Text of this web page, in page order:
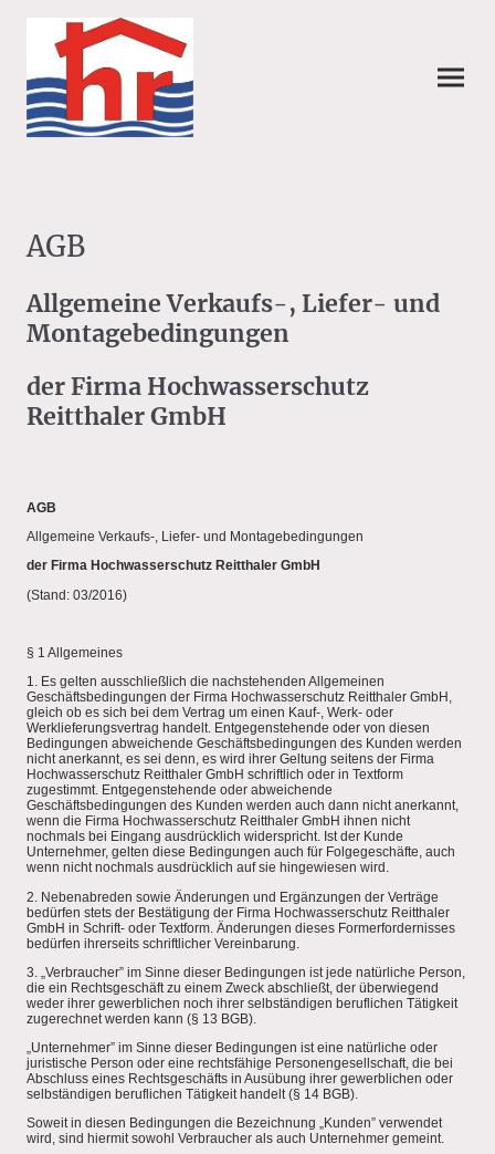
AGB
Allgemeine Verkaufs-, Liefer- und
Montagebedingungen
der Firma Hochwasserschutz
Reitthaler GmbH
AGB
Allgemeine Verkaufs-, Liefer- und Montagebedingungen
der Firma Hochwasserschutz Reitthaler GmbH
(Stand: 03/2016)
§ 1 Allgemeines
1. Es gelten ausschließlich die nachstehenden Allgemeinen
Geschäftsbedingungen der Firma Hochwasserschutz Reitthaler GmbH,
gleich ob es sich bei dem Vertrag um einen Kauf-, Werk- oder
Werklieferungsvertrag handelt. Entgegenstehende oder von diesen
Bedingungen abweichende Geschäftsbedingungen des Kunden werden
nicht anerkannt, es sei denn, es wird ihrer Geltung seitens der Firma
Hochwasserschutz Reitthaler GmbH schriftlich oder in Textform
zugestimmt. Entgegenstehende oder abweichende
Geschäftsbedingungen des Kunden werden auch dann nicht anerkannt,
wenn die Firma Hochwasserschutz Reitthaler GmbH ihnen nicht
nochmals bei Eingang ausdrücklich widerspricht. Ist der Kunde
Unternehmer, gelten diese Bedingungen auch für Folgegeschäfte, auch
wenn nicht nochmals ausdrücklich auf sie hingewiesen wird.
2. Nebenabreden sowie Änderungen und Ergänzungen der Verträge
bedürfen stets der Bestätigung der Firma Hochwasserschutz Reitthaler
GmbH in Schrift- oder Textform. Änderungen dieses Formerfordernisses
bedürfen ihrerseits schriftlicher Vereinbarung.
3. „Verbraucher” im Sinne dieser Bedingungen ist jede natürliche Person,
die ein Rechtsgeschäft zu einem Zweck abschließt, der überwiegend
weder ihrer gewerblichen noch ihrer selbständigen beruflichen Tätigkeit
zugerechnet werden kann (§ 13 BGB).
„Unternehmer” im Sinne dieser Bedingungen ist eine natürliche oder
juristische Person oder eine rechtsfähige Personengesellschaft, die bei
Abschluss eines Rechtsgeschäfts in Ausübung ihrer gewerblichen oder
selbständigen beruflichen Tätigkeit handelt (§ 14 BGB).
Soweit in diesen Bedingungen die Bezeichnung „Kunden” verwendet
wird, sind hiermit sowohl Verbraucher als auch Unternehmer gemeint.